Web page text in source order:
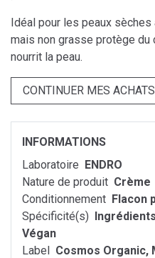
Idéal pour les peaux
mais non grasse protège
nourrit la peau.
CONTINUER MES ACHATS
INFORMATIONS
Laboratoire ENDRO
Nature de produit Crème
Conditionnement Flacon
Spécificité(s)
Végan
Label Cosmos Organic,